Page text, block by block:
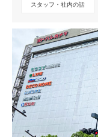
スタッフ・社内の話